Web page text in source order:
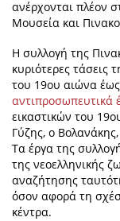
ανέρχονται πλέον
Μουσεία και
Η συλλογή της
κυριότερες τάσεις
του 19ου αιώνα
αντιπροσωπευτικά
εικαστικών του
Γύζης, ο
Τα έργα της
της νεοελληνικής
αναζήτησης
όσον αφορά τη
κέντρα.